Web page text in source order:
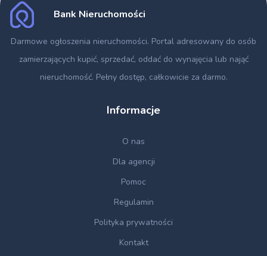
Bank Nieruchomości
Darmowe ogłoszenia nieruchomości. Portal adresowany do osób
zamierzających kupić, sprzedać, oddać do wynajęcia lub nająć
nieruchomość. Pełny dostęp, całkowicie za darmo.
Informacje
O nas
Dla agencji
Pomoc
Regulamin
Polityka prywatności
Kontakt